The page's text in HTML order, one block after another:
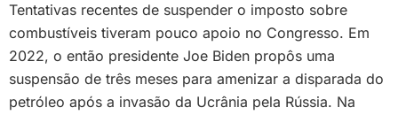
Tentativas recentes de suspender o imposto sobre
combustíveis tiveram pouco apoio no Congresso. Em
2022, o então presidente Joe Biden propôs uma
suspensão de três meses para amenizar a disparada do
petróleo após a invasão da Ucrânia pela Rússia. Na